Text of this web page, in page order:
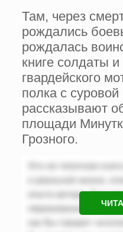
Там, через
рождались
рождалась
книге солдаты
гвардейского
полка с
рассказывают
площади
Грозного.